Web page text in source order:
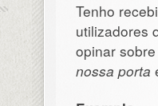
Tenho
utilizadores
opinar
nossa porta